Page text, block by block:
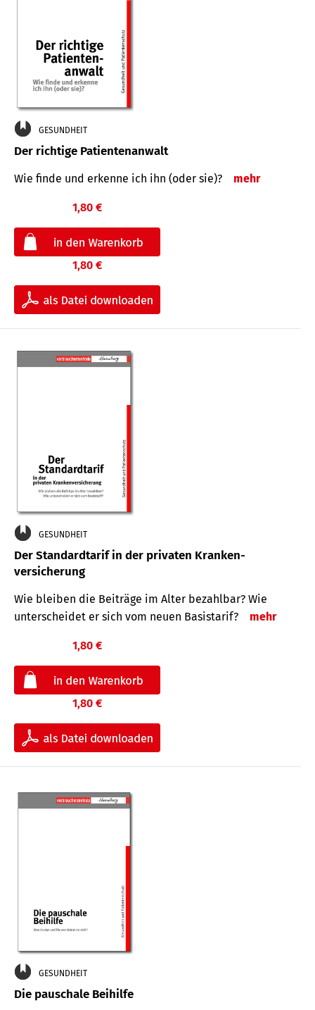
GESUNDHEIT
Der richtige Patientenanwalt
Wie finde und erkenne ich ihn (oder sie)? mehr
1,80 €
1,80 €
GESUNDHEIT
Der Standard­tarif in der privaten Kranken­
versicherung
Wie bleiben die Beiträge im Alter bezahlbar? Wie
unterscheidet er sich vom neuen Basistarif?
mehr
1,80 €
1,80 €
GESUNDHEIT
Die pauschale Beihilfe